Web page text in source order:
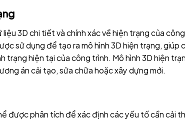
3D chi tiết và chính xác về hiện trạng của
sử dụng để tạo ra mô hình 3D hiện trạng, giúp
trạng hiện tại của công trình. Mô hình 3D hiện
án cải tạo, sửa chữa hoặc xây dựng mới.
được phân tích để xác định các yếu tố cần cải